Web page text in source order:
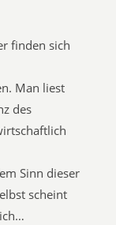
finden sich
Man liest
des
Sinn dieser
scheint